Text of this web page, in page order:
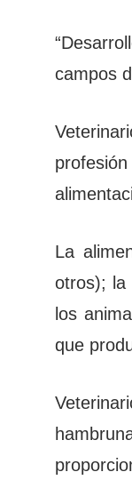
campos
La
otros); la
los
que